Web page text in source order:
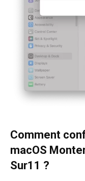
Comment
macOS
Sur11 ?